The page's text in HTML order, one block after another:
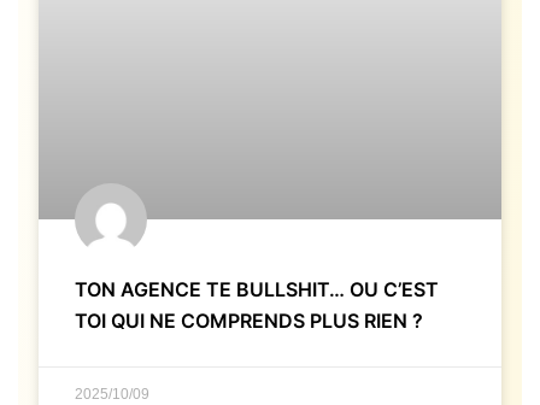
TON AGENCE TE BULLSHIT… OU C’EST
TOI QUI NE COMPRENDS PLUS RIEN ?
2025/10/09